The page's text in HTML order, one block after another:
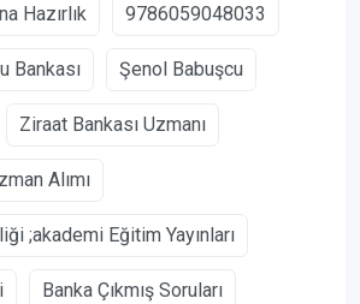
Hazırlık 9786059048033
Bankası Şenol Babuşcu
Ziraat Bankası Uzmanı
Alımı
;akademi Eğitim Yayınları
Banka Çıkmış Soruları